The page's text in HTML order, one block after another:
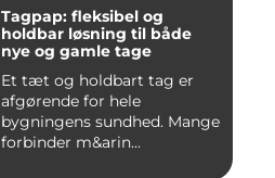
Tagpap: fleksibel og
holdbar løsning til både
nye og gamle tage
Et tæt og holdbart tag er
afgørende for hele
bygningens sundhed. Mange
forbinder m&arin...